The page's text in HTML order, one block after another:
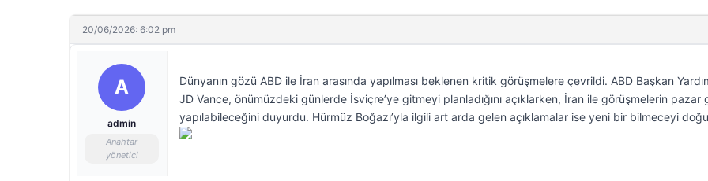
20/06/2026: 6:02 pm
A
admin
Anahtar
yönetici
Dünyanın gözü ABD ile İran arasında yapılması beklenen kritik görüşmelere çevrildi. ABD Başkan
JD Vance, önümüzdeki günlerde İsviçre’ye gitmeyi planladığını açıklarken, İran ile görüşmelerin pazar
yapılabileceğini duyurdu. Hürmüz Boğazı’yla ilgili art arda gelen açıklamalar ise yeni bir bilmeceyi